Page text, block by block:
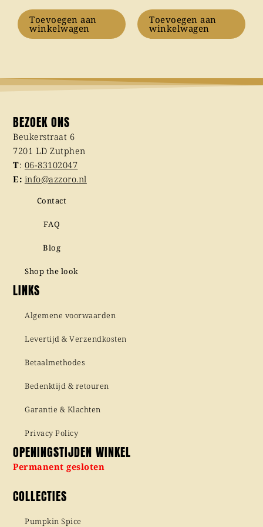
Toevoegen aan
winkelwagen
Toevoegen aan
winkelwagen
BEZOEK ONS
Beukerstraat 6
7201 LD Zutphen
T: 06-83102047
E: info@azzoro.nl
Contact
FAQ
Blog
Shop the look
LINKS
Algemene voorwaarden
Levertijd & Verzendkosten
Betaalmethodes
Bedenktijd & retouren
Garantie & Klachten
Privacy Policy
OPENINGSTIJDEN WINKEL
Permanent gesloten
COLLECTIES
Pumpkin Spice